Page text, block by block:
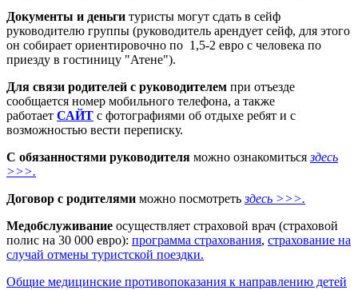
Документы и деньги туристы могут сдать в сейф
руководителю группы (руководитель арендует сейф, для этого
он собирает ориентировочно по 1,5-2 евро с человека по
приезду в гостиницу "Атене").
Для связи родителей с руководителем при отъезде
сообщается номер мобильного телефона, а также
работает САЙТ с фотографиями об отдыхе ребят и с
возможностью вести переписку.
С обязанностями руководителя можно ознакомитьсяздесь
>>>.
Договор с родителями можно посмотретьздесь >>>.
Медобслуживание осуществляет страховой врач (страховой
полис на 30 000 евро): программа страхования, страхование на
случай отмены туристской поездки.
Общие медицинские противопоказания к направлению детей